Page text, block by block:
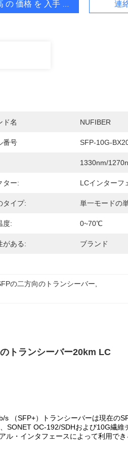
の 価格 を 入手 する 連
ド名 NUFIBER
番号 SFP-10G-
1330nm/
ター: LCインターフ
タイプ: 単一モードの
度: 0~70℃
がある: ブランド
の二方向のトランシーバー
トランシーバー20km LC
（SFP+）トランシーバーは現在の
SONET OC-192/SDHおよび10G繊維
・インタフェースによって利用でき